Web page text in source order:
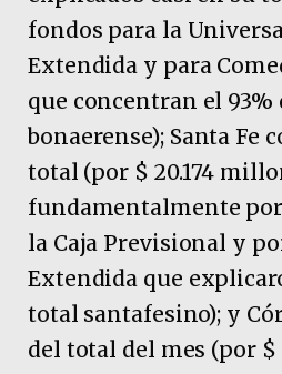
fondos para la
Extendida y para
que concentran el 93%
bonaerense); Santa Fe
total (por $ 20.174
fundamentalmente
la Caja Previsional y
Extendida que
total santafesino); y
del total del mes (por $